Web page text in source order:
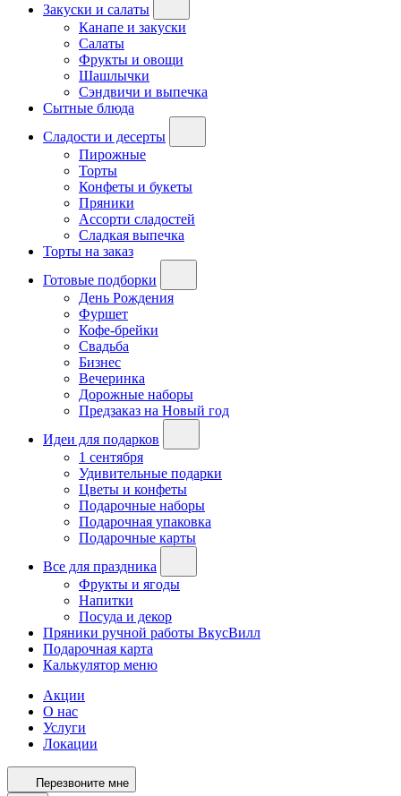
Закуски и салаты
Канапе и закуски
Салаты
Фрукты и овощи
Шашлычки
Сэндвичи и выпечка
Сытные блюда
Сладости и десерты
Пирожные
Торты
Конфеты и букеты
Пряники
Ассорти сладостей
Сладкая выпечка
Торты на заказ
Готовые подборки
День Рождения
Фуршет
Кофе-брейки
Свадьба
Бизнес
Вечеринка
Дорожные наборы
Предзаказ на Новый год
Идеи для подарков
1 сентября
Удивительные подарки
Цветы и конфеты
Подарочные наборы
Подарочная упаковка
Подарочные карты
Все для праздника
Фрукты и ягоды
Напитки
Посуда и декор
Пряники ручной работы ВкусВилл
Подарочная карта
Калькулятор меню
Акции
О нас
Услуги
Локации
Перезвоните мне